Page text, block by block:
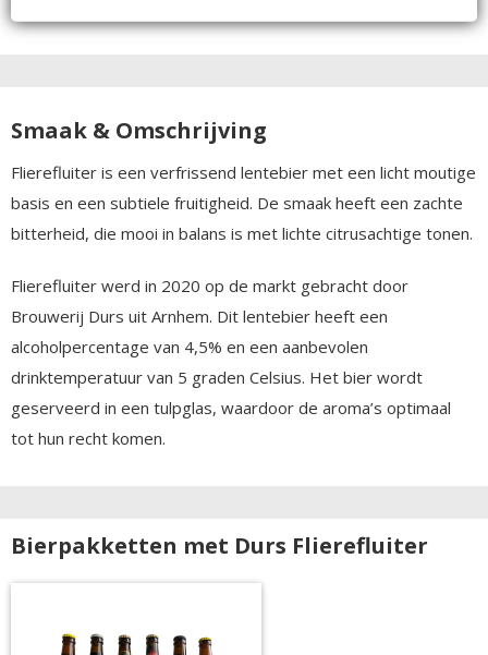
Smaak & Omschrijving
Flierefluiter is een verfrissend lentebier met een licht moutige
basis en een subtiele fruitigheid. De smaak heeft een zachte
bitterheid, die mooi in balans is met lichte citrusachtige tonen.
Flierefluiter werd in 2020 op de markt gebracht door
Brouwerij Durs uit Arnhem. Dit lentebier heeft een
alcoholpercentage van 4,5% en een aanbevolen
drinktemperatuur van 5 graden Celsius. Het bier wordt
geserveerd in een tulpglas, waardoor de aroma’s optimaal
tot hun recht komen.
Bierpakketten met Durs Flierefluiter